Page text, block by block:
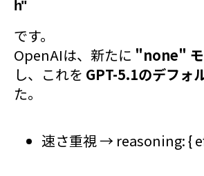
h"
です。
OpenAIは、新たに "none"
し、これを GPT-5.1のデフォ
た。
速さ重視 → reasoning: {